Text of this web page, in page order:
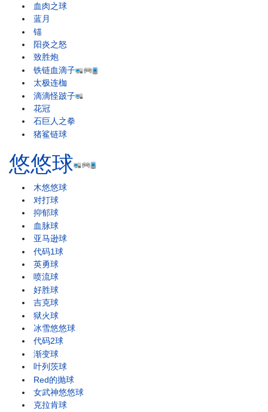
血肉之球
蓝月
锚
阳炎之怒
致胜炮
铁链血滴子
太极连枷
滴滴怪跛子
花冠
石巨人之拳
猪鲨链球
悠悠球
木悠悠球
对打球
抑郁球
血脉球
亚马逊球
代码1球
英勇球
喷流球
好胜球
吉克球
狱火球
冰雪悠悠球
代码2球
渐变球
叶列茨球
Red的抛球
女武神悠悠球
克拉肯球